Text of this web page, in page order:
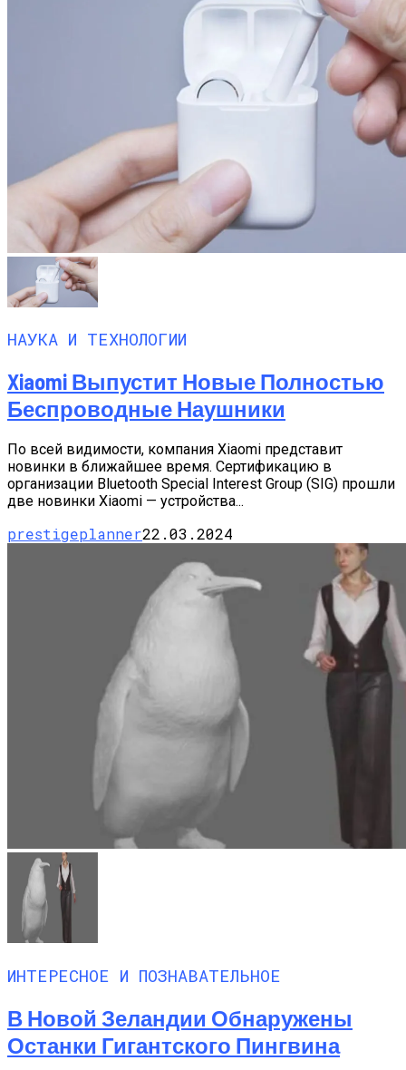
НАУКА И ТЕХНОЛОГИИ
Xiaomi Выпустит Новые Полностью
Беспроводные Наушники
По всей видимости, компания Xiaomi представит
новинки в ближайшее время. Сертификацию в
организации Bluetooth Special Interest Group (SIG) прошли
две новинки Xiaomi — устройства...
prestigeplanner22.03.2024
ИНТЕРЕСНОЕ И ПОЗНАВАТЕЛЬНОЕ
В Новой Зеландии Обнаружены
Останки Гигантского Пингвина